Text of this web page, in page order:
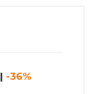
| -36%